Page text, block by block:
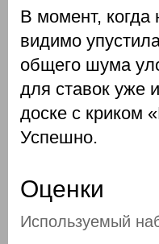
В момент, когда
видимо
общего шума
для ставок уже
доске с криком
Успешно.
Оценки
Используемый